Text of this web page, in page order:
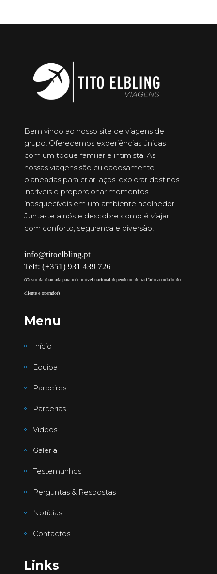
Bem vindo ao nosso site de viagens de
grupo! Oferecemos experiências únicas
com um toque familiar e intimista. As
nossas viagens são cuidadosamente
planeadas para criar laços, explorar destinos
incríveis e proporcionar momentos
inesquecíveis em um ambiente acolhedor.
Junta-te a nós e descobre como é viajar
com conforto, segurança e diversão!
info@titoelbling.pt
Telf: (+351) 931 439 726
(Custo da chamada para rede móvel nacional dependente do tarifário acordado do
cliente e operador)
Menu
Início
Equipa
Parceiros
Parcerias
Videos
Galeria
Testemunhos
Perguntas & Respostas
Notícias
Contactos
Links